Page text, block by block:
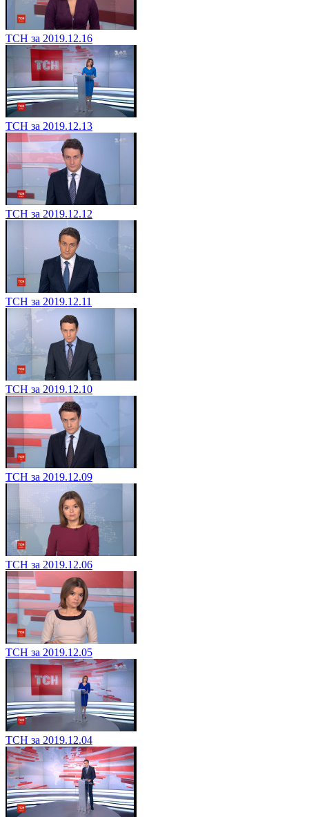
ТСН за 2019.12.16
ТСН за 2019.12.13
ТСН за 2019.12.12
ТСН за 2019.12.11
ТСН за 2019.12.10
ТСН за 2019.12.09
ТСН за 2019.12.06
ТСН за 2019.12.05
ТСН за 2019.12.04